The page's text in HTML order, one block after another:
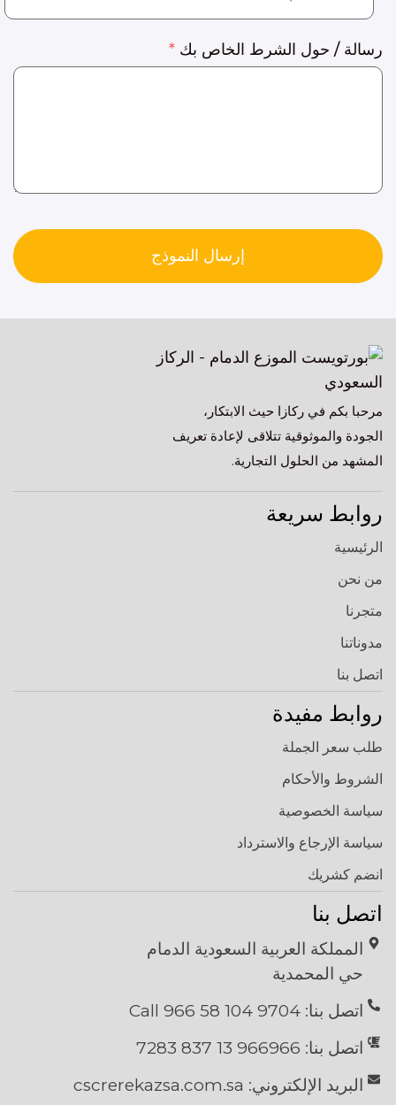
رسالة / حول الشرط الخاص بك
إرسال النموذج
مرحبا بكم في ركازا حيث الابتكار،
الجودة والموثوقية تتلاقى لإعادة تعريف
المشهد من الحلول التجارية.
روابط سريعة
الرئيسية
من نحن
متجرنا
مدوناتنا
اتصل بنا
روابط مفيدة
طلب سعر الجملة
الشروط والأحكام
سياسة الخصوصية
سياسة الإرجاع والاسترداد
انضم كشريك
اتصل بنا
المملكة العربية السعودية الدمام
حي المحمدية
اتصل بنا: 9704 104 58 966 Call
اتصل بنا: 966966 13 837 7283
البريد الإلكتروني: cscrerekazsa.com.sa